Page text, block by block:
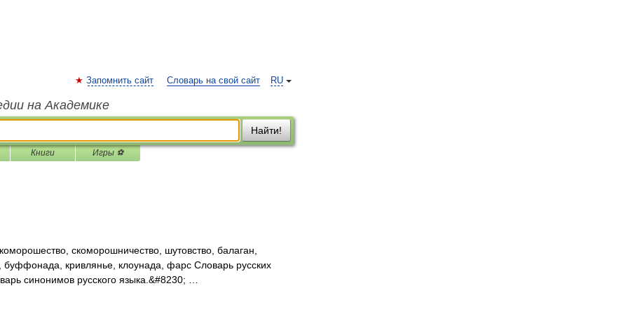
RU
Запомнить сайт Словарь на свой сайт
на Академике
Найти!
Книги Игры ⚽
скоморошничество, шутовство, балаган,
буффонада, кривлянье, клоунада, фарс Словарь русских
синонимов русского языка.&#8230; …